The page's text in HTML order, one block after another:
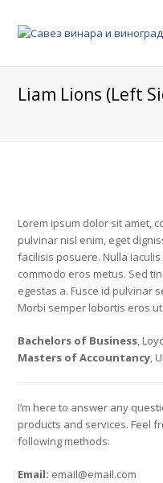
Liam Lions (Left
Lorem ipsum dolor sit amet,
pulvinar nisl enim, eget
facilisis posuere. Nulla
commodo eros metus. Sed
egestas a. Fusce id pulvinar
Morbi semper lobortis eros
Bachelors of Business,
Masters of Accountancy,
I’m here to answer any
products and services. Feel
following methods:
Email: email@email.com